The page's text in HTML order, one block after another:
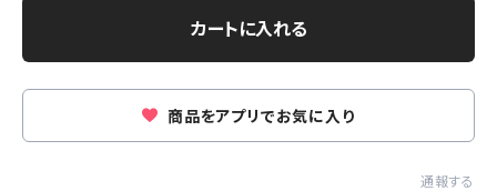
カートに入れる
商品をアプリでお気に入り
通報する